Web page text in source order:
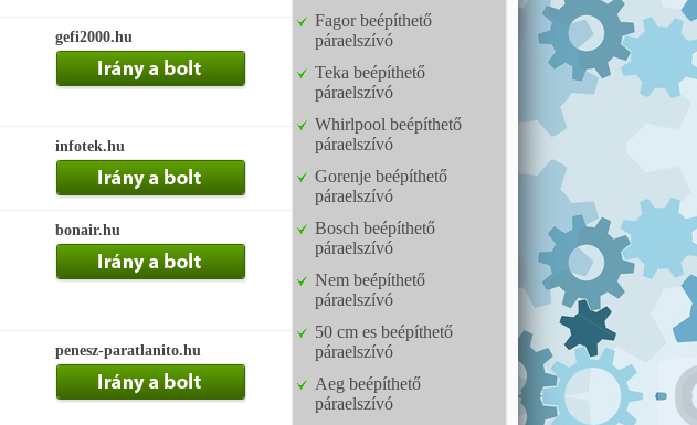
gefi2000.hu
infotek.hu
bonair.hu
penesz-paratlanito.hu
Fagor beépíthető
páraelszívó
Teka beépíthető
páraelszívó
Whirlpool beépíthető
páraelszívó
Gorenje beépíthető
páraelszívó
Bosch beépíthető
páraelszívó
Nem beépíthető
páraelszívó
50 cm es beépíthető
páraelszívó
Aeg beépíthető
páraelszívó